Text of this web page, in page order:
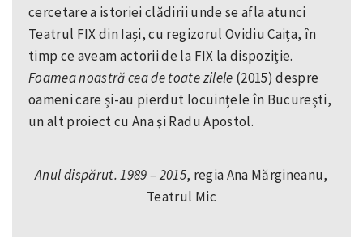
cercetare a istoriei clădirii unde se afla atunci
Teatrul FIX din Iași, cu regizorul Ovidiu Caița, în
timp ce aveam actorii de la FIX la dispoziție.
Foamea noastră cea de toate zilele (2015) despre
oameni care și-au pierdut locuințele în București,
un alt proiect cu Ana și Radu Apostol.
Anul dispărut. 1989 – 2015, regia Ana Mărgineanu,
Teatrul Mic